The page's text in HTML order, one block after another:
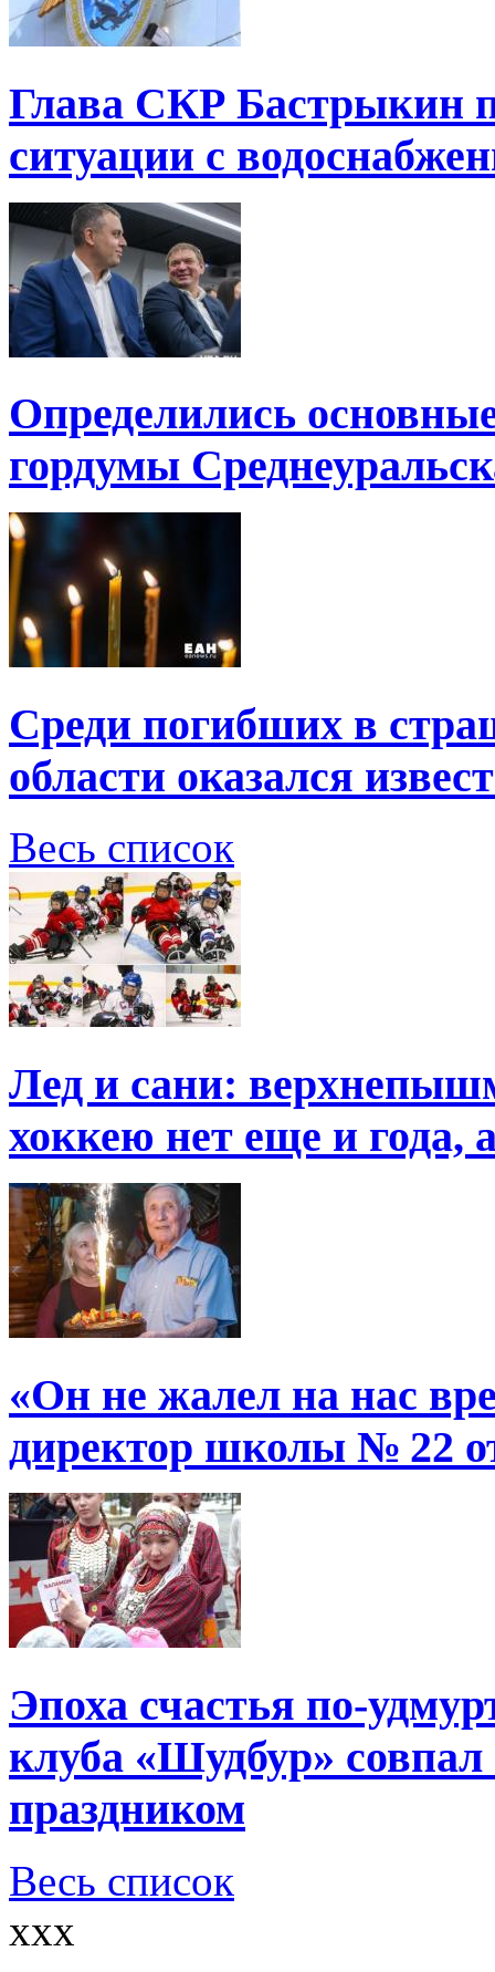
Глава СКР Бастрыкин
ситуации с
Определились
гордумы
Среди погибших в
области оказался
Весь список
Лед и сани:
хоккею нет еще и года,
«Он не жалел на нас
директор школы № 22
Эпоха счастья по-
клуба «Шудбур»
праздником
Весь список
xxx